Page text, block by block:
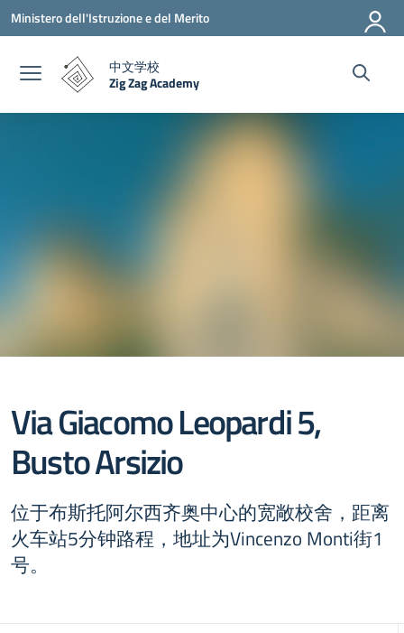
Vai ai contenuti
Vai al menu di navigazione
Vai al footer
Ministero dell'Istruzione e del Merito
中文学校
Zig Zag Academy
— Visita la pagina iniziale della scuola
Via Giacomo Leopardi 5,
Busto Arsizio
位于布斯托阿尔西齐奥中心的宽敞校舍，距离
火车站5分钟路程，地址为Vincenzo Monti街1
号。